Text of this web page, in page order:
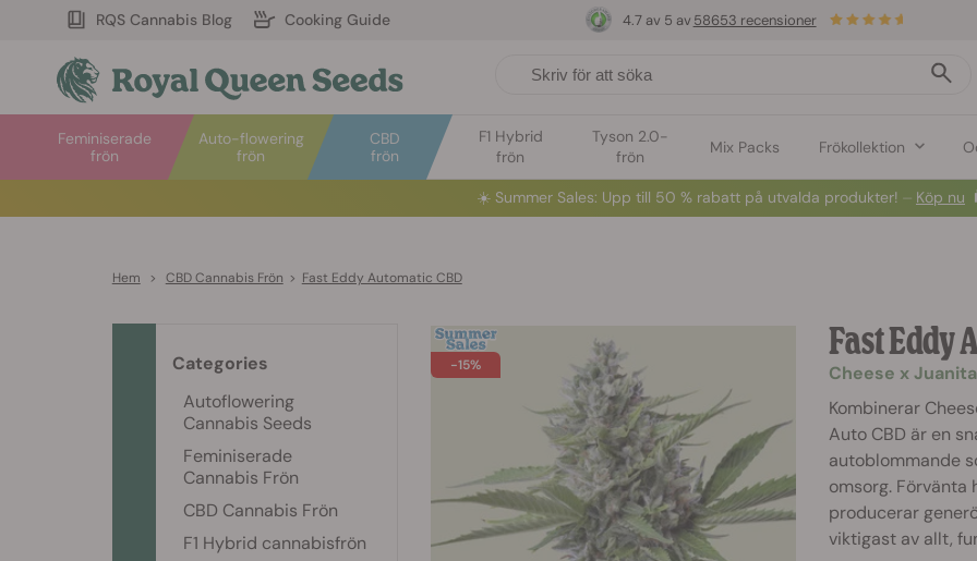
RQS Cannabis Blog Cooking Guide
Auto-flowering
frön
Feminiserade
frön
CBD
frön
F1 Hybrid
frön
Tyson 2.0-
frön
Mix Packs Frökollektion
4.7 av 5 av 58653 recensioner
☀️ Summer Sales: Upp till 50 % rabatt på utvalda produkter! ⏤ Köp nu
Hem > CBD Cannabis Frön > Fast Eddy Automatic CBD
-15%
Fast Eddy
Cheese x
Kombinerar
Auto CBD är en
autoblommande
omsorg. Förvänta
producerar
viktigast av allt,
Categories
Autoflowering
Cannabis Seeds
Feminiserade
Cannabis Frön
CBD Cannabis Frön
F1 Hybrid cannabisfrön